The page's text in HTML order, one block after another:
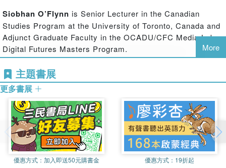
practice of adaptation, as well as studying the extension of
game narrative across media platforms, fan-based
adaptation (from Twitter and Facebook to home movies),
and the adaptation of books to digital formats.
A Theory of Adaptation
evolving field of study and is essential reading for anyone
studies.
Siobhan O’Flynn is Senior Lecturer in the Canadian
Studies Program at the University of Toronto, Canada and
Adjunct Graduate Faculty in the OCADU/CFC Media Lab
Digital Futures Masters Program.
More
主題書展
更多書展
優惠方式： 加入即送50元購書金 優惠方式： 19折起